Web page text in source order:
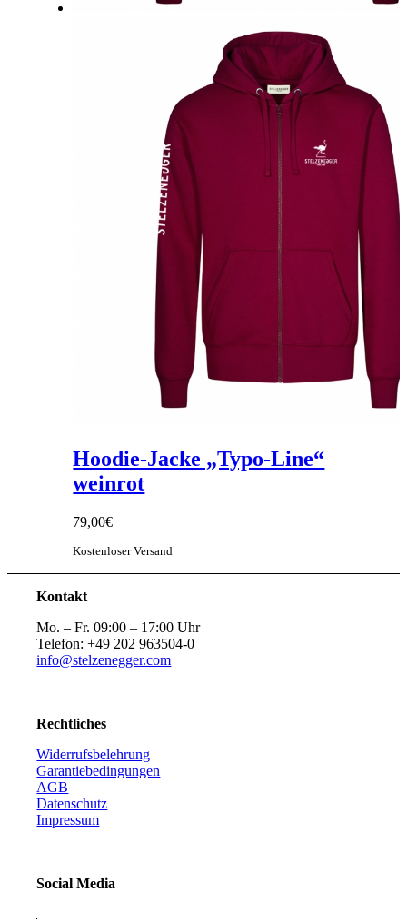
Hoodie-Jacke „Typo-Line“
weinrot
79,00€
Kostenloser Versand
Kontakt
Mo. – Fr. 09:00 – 17:00 Uhr
Telefon: +49 202 963504-0
info@stelzenegger.com
Rechtliches
Widerrufsbelehrung
Garantiebedingungen
AGB
Datenschutz
Impressum
Social Media